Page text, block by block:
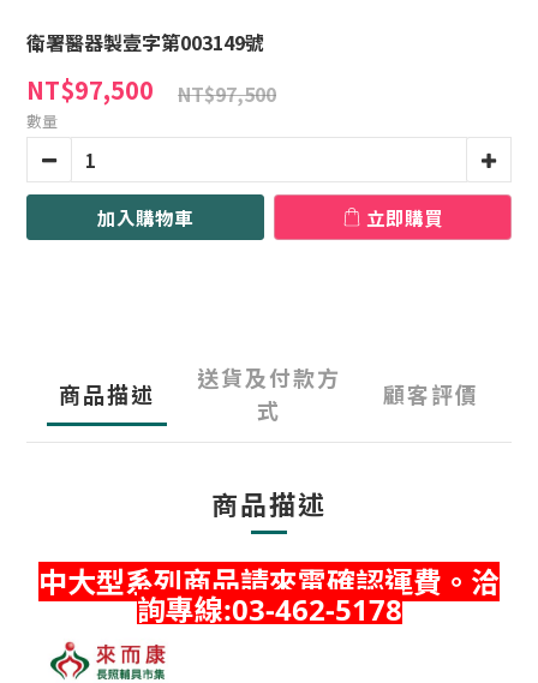
衛署醫器製壹字第003149號
NT$97,500 NT$97,500
數量
加入購物車 立即購買
商品描述
送貨及付款方
式
顧客評價
商品描述
中大型系列商品請來電確認運費。洽
詢專線:03-462-5178